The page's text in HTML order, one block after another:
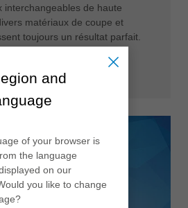
interchangeables de haute
matériaux de coupe et
toujours un résultat parfait.
and
of your browser is
the language
on our
you like to change